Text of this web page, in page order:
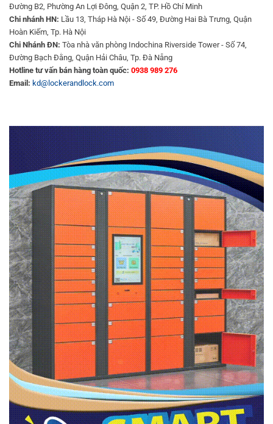
Đường B2, Phường An Lợi Đông, Quận 2, TP. Hồ Chí Minh
Chi nhánh HN: Lầu 13, Tháp Hà Nội - Số 49, Đường Hai Bà Trưng, Quận
Hoàn Kiếm, Tp. Hà Nội
Chi Nhánh ĐN: Tòa nhà văn phòng Indochina Riverside Tower - Số 74,
Đường Bạch Đằng, Quận Hải Châu, Tp. Đà Nẵng
Hotline tư vấn bán hàng toàn quốc: 0938 989 276
Email: kd@lockerandlock.com